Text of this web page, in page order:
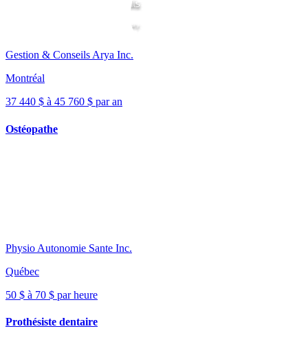
Gestion & Conseils Arya Inc.
Montréal
37 440 $ à 45 760 $ par an
Ostéopathe
Physio Autonomie Sante Inc.
Québec
50 $ à 70 $ par heure
Prothésiste dentaire